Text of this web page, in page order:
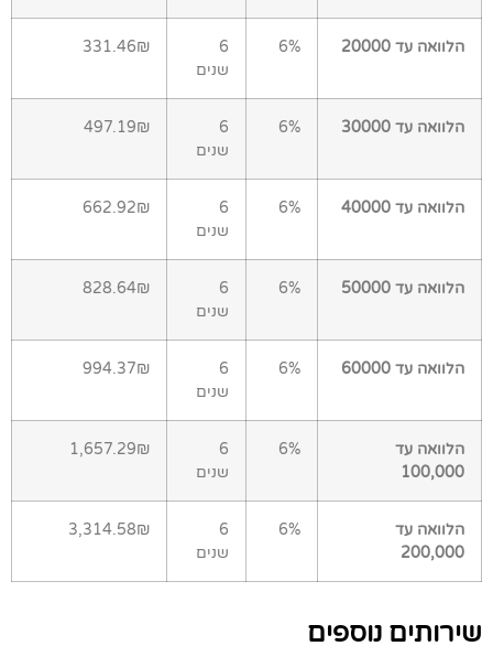
הלוואה עד 20000 6%
6
שנים
331.46₪
הלוואה עד 30000 6%
6
שנים
497.19₪
הלוואה עד 40000 6%
6
שנים
662.92₪
הלוואה עד 50000 6%
6
שנים
828.64₪
הלוואה עד 60000 6%
6
שנים
994.37₪
הלוואה עד
100,000
6%
6
שנים
1,657.29₪
הלוואה עד
200,000
6%
6
שנים
3,314.58₪
שירותים נוספים